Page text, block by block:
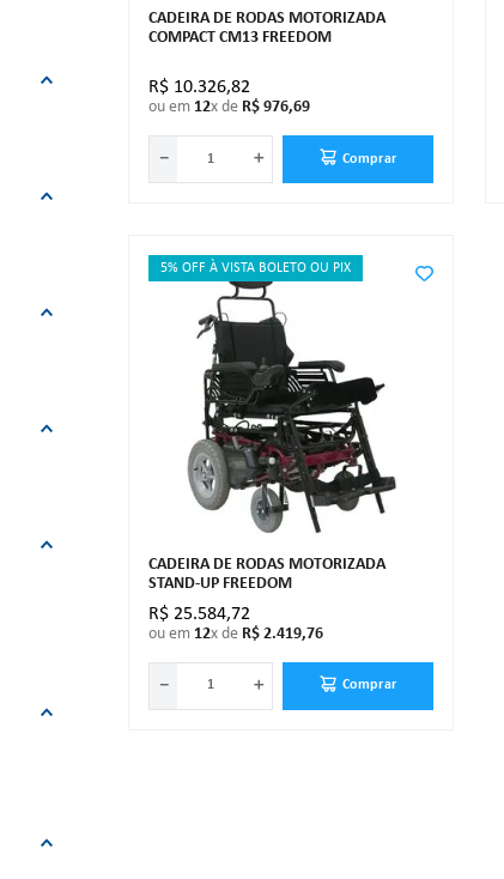
CADEIRA DE RODAS MOTORIZADA
COMPACT CM13 FREEDOM
R$ 10.326,82
ou em 12x de R$ 976,69
＋
－ Comprar
5% OFF À VISTA BOLETO OU PIX
CADEIRA DE RODAS MOTORIZADA
STAND-UP FREEDOM
R$ 25.584,72
ou em 12x de R$ 2.419,76
＋
－ Comprar